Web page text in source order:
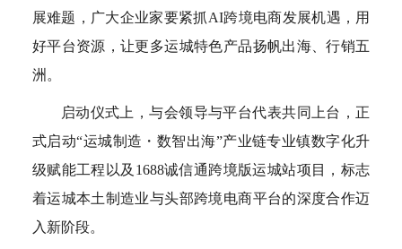
展难题，广大企业家要紧抓AI跨境电商发展机遇，用
好平台资源，让更多运城特色产品扬帆出海、行销五
洲。
启动仪式上，与会领导与平台代表共同上台，正
式启动“运城制造・数智出海”产业链专业镇数字化升
级赋能工程以及1688诚信通跨境版运城站项目，标志
着运城本土制造业与头部跨境电商平台的深度合作迈
入新阶段。